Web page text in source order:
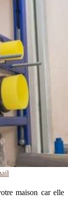
maison car elle